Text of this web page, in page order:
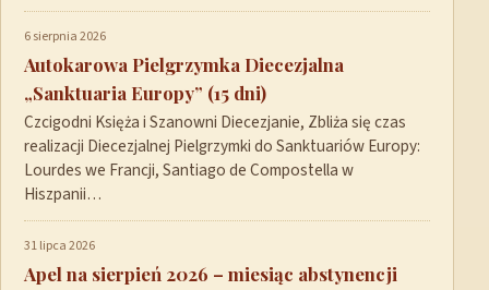
6 sierpnia 2026
Autokarowa Pielgrzymka Diecezjalna
„Sanktuaria Europy” (15 dni)
Czcigodni Księża i Szanowni Diecezjanie, Zbliża się czas
realizacji Diecezjalnej Pielgrzymki do Sanktuariów Europy:
Lourdes we Francji, Santiago de Compostella w
Hiszpanii…
31 lipca 2026
Apel na sierpień 2026 – miesiąc abstynencji